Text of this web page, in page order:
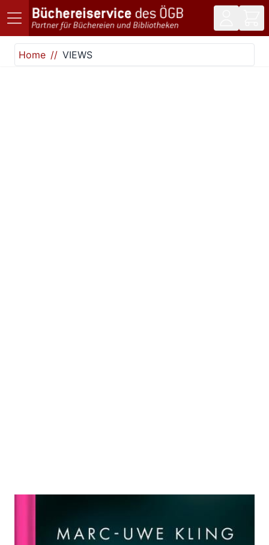
Direkt zum Inhalt
Home
VIEWS